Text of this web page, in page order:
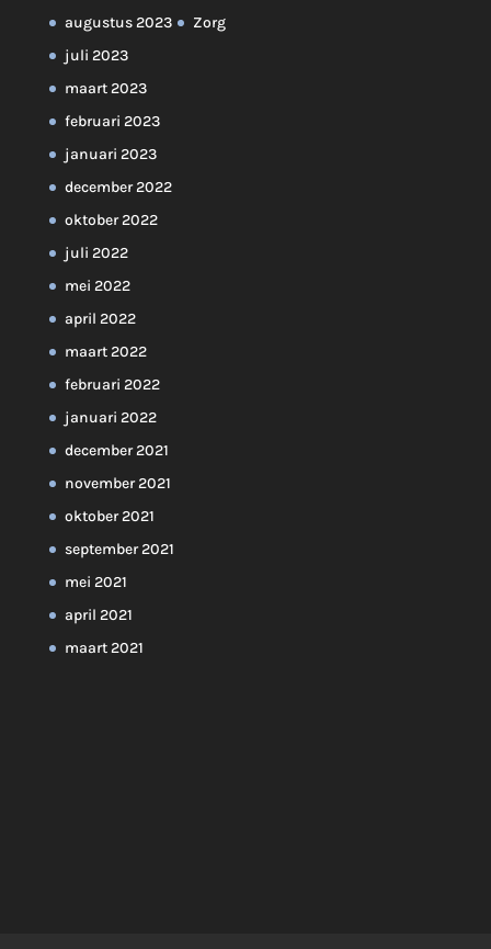
augustus 2023
juli 2023
maart 2023
februari 2023
januari 2023
december 2022
oktober 2022
juli 2022
mei 2022
april 2022
maart 2022
februari 2022
januari 2022
december 2021
november 2021
oktober 2021
september 2021
mei 2021
april 2021
maart 2021
Zorg